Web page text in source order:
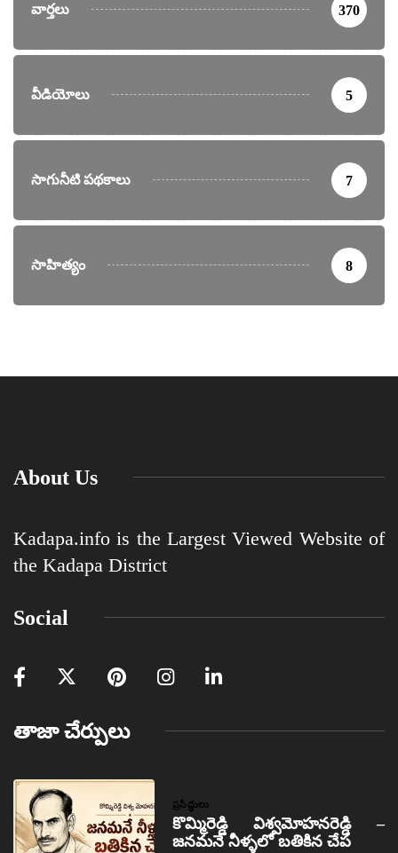
వార్తలు 370
వీడియోలు 5
సాగునీటి పథకాలు 7
సాహిత్యం 8
About Us
Kadapa.info is the Largest Viewed Website of
the Kadapa District
Social
తాజా చేర్పులు
ప్రసిద్ధులు
కొమ్మిరెడ్డి విశ్వమోహనరెడ్డి –
జనమనే నీళ్ళలో బతికిన చేప